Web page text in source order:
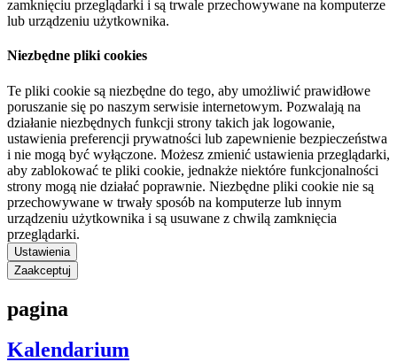
zamknięciu przeglądarki i są trwale przechowywane na komputerze
lub urządzeniu użytkownika.
Niezbędne pliki cookies
Te pliki cookie są niezbędne do tego, aby umożliwić prawidłowe
poruszanie się po naszym serwisie internetowym. Pozwalają na
działanie niezbędnych funkcji strony takich jak logowanie,
ustawienia preferencji prywatności lub zapewnienie bezpieczeństwa
i nie mogą być wyłączone. Możesz zmienić ustawienia przeglądarki,
aby zablokować te pliki cookie, jednakże niektóre funkcjonalności
strony mogą nie działać poprawnie. Niezbędne pliki cookie nie są
przechowywane w trwały sposób na komputerze lub innym
urządzeniu użytkownika i są usuwane z chwilą zamknięcia
przeglądarki.
Ustawienia
Zaakceptuj
pagina
Kalendarium